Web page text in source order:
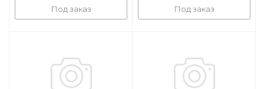
Под заказ Под заказ